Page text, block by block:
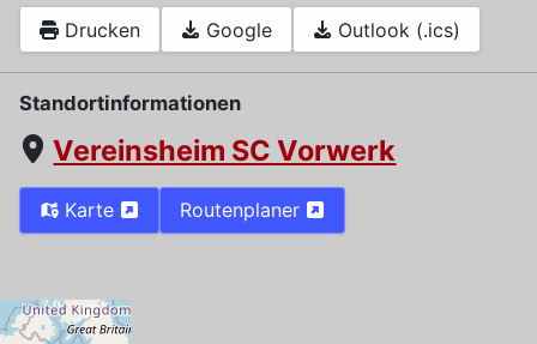
Drucken Google Outlook (.ics)
Standortinformationen
Vereinsheim SC Vorwerk
Karte Routenplaner